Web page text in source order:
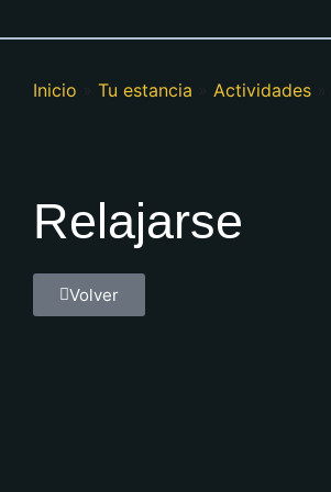
Inicio Tu estancia Actividades
Relajarse
Volver